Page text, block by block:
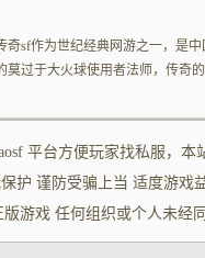
sf作为世纪经典网游之一，是
过于大火球使用者法师，传奇
平台方便玩家找私服 ，本
护 谨防受骗上当 适度游戏
游戏 任何组织或个人未经